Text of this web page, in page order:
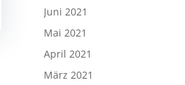
Juni 2021
Mai 2021
April 2021
März 2021